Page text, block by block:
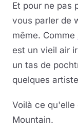
Et pour ne pas
vous parler de
même. Comme
est un vieil air
un tas de
quelques
Voilà ce qu'elle
Mountain.